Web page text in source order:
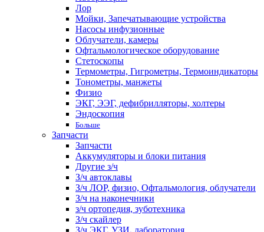
Лор
Мойки, Запечатывающие устройства
Насосы инфузионные
Облучатели, камеры
Офтальмологическое оборудование
Стетоскопы
Термометры, Гигрометры, Термоиндикаторы
Тонометры, манжеты
Физио
ЭКГ, ЭЭГ, дефибрилляторы, холтеры
Эндоскопия
Больше
Запчасти
Запчасти
Аккумуляторы и блоки питания
Другие з/ч
З/ч автоклавы
З/ч ЛОР, физио, Офтальмология, облучатели
З/ч на наконечники
з/ч ортопедия, зуботехника
З/ч скайлер
З/ч ЭКГ, УЗИ, лаборатория